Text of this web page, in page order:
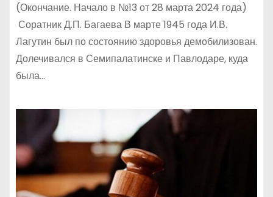
(Окончание. Начало в №13 от 28 марта 2024 года)
Соратник Д.П. Багаева В марте 1945 года И.В.
Лагутин был по состоянию здоровья демобилизован.
Долечивался в Семипалатинске и Павлодаре, куда
была…